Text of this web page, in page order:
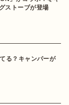
ストーブが登場
る？キャンパーが